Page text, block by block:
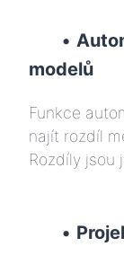
•
modelů
Funkce
najít rozdíl
Rozdíly jsou
•